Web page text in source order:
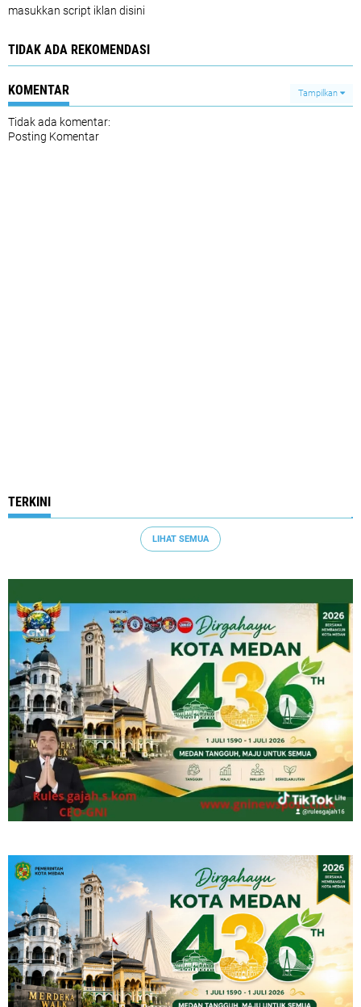
masukkan script iklan disini
TIDAK ADA REKOMENDASI
KOMENTAR Tampilkan
Tidak ada komentar:
Posting Komentar
TERKINI
LIHAT SEMUA